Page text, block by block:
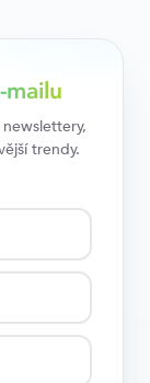
mailu
trendy.